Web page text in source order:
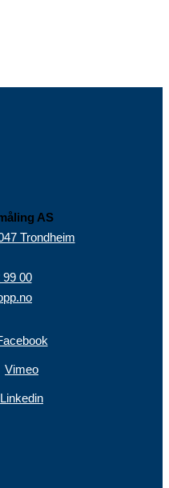
AS
Trondheim
99 00
Vimeo
Linkedin